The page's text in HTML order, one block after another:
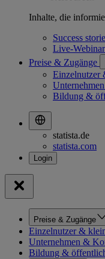
Inhalte, die
Success
Live-
Preise & Zugänge
Einzelnutzer
Bildung &
statista.de
statista.com
Preise & Zugänge
Einzelnutzer &
Unternehmen &
Bildung &